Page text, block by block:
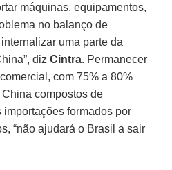
máquinas, equipamentos,
no balanço de
uma parte da
dizCintra. Permanecer
com 75% a 80%
compostos de
formados por
“não ajudará o Brasil a sair